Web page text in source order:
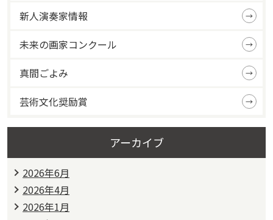
新人演奏家情報
未来の画家コンクール
真間ごよみ
芸術文化奨励賞
アーカイブ
2026年6月
2026年4月
2026年1月